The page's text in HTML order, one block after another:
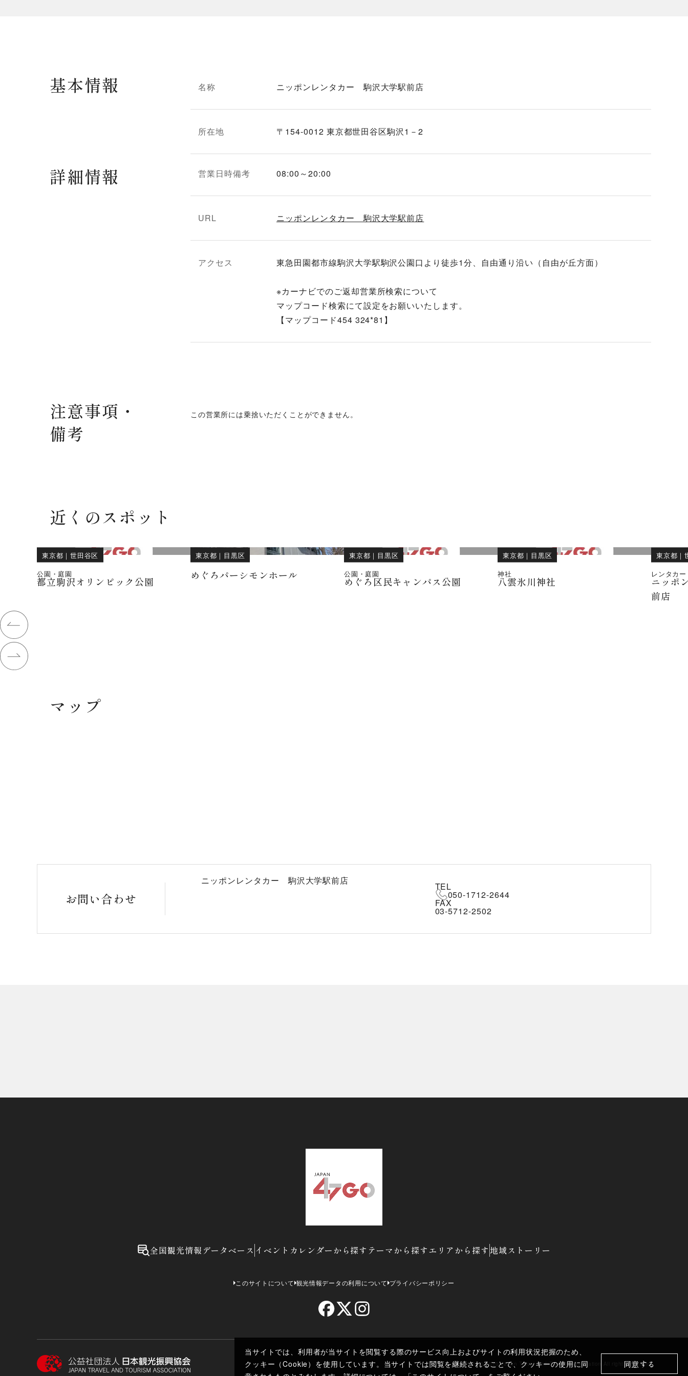
当サイトでは、利用者が当サイトを閲覧する際のサービス向上およびサイトの利用状況把握のため、
クッキー（Cookie）を使用しています。当サイトでは閲覧を継続されることで、クッキーの使用に同
同意する
基本情報 名称 ニッポンレンタカー 駒沢大学駅前店
所在地 〒154-0012 東京都世田谷区駒沢1－2
詳細情報 営業日時備考 08:00～20:00
URL ニッポンレンタカー 駒沢大学駅前店
アクセス 東急田園都市線駒沢大学駅駒沢公園口より徒歩1分、自由通り沿い（自由が丘方面）
※カーナビでのご返却営業所検索について
マップコード検索にて設定をお願いいたします。
【マップコード454 324*81】
注意事項・
備考
この営業所には乗捨いただくことができません。
近くのスポット
東京都 ｜世田谷区
公園・庭園
都立駒沢オリンピック公園
東京都 ｜ 目黒区
めぐろパーシモンホール
東京都 ｜ 目黒区
公園・庭園
めぐろ区民キャンパス公園
東京都 ｜ 目黒区
神社
八雲氷川神社
東京都 ｜
レンタカー
ニッポ
前店
マップ
お問い合わせ
ニッポンレンタカー 駒沢大学駅前店
TEL
050-1712-2644
FAX
03-5712-2502
全国観光情報データベース イベントカレンダーから探す テーマから探すエリアから探す 地域ストーリー
このサイトについて 観光情報データの利用について プライバシーポリシー
Copyright ©︎ 2020 Japan Travel And Tourism Association All rights reserved